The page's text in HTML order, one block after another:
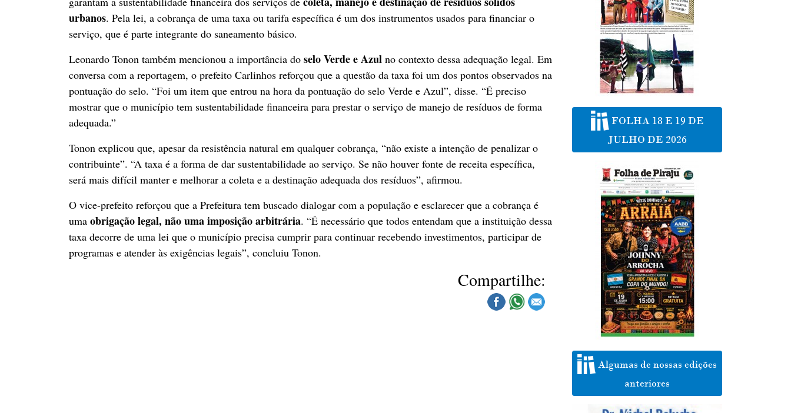
urbanos. Pela lei, a cobrança de uma taxa ou tarifa específica é um dos instrumentos usados para financiar o
serviço, que é parte integrante do saneamento básico.
Leonardo Tonon também mencionou a importância do selo Verde e Azul no contexto dessa adequação legal. Em
conversa com a reportagem, o prefeito Carlinhos reforçou que a questão da taxa foi um dos pontos observados na
pontuação do selo. “Foi um item que entrou na hora da pontuação do selo Verde e Azul”, disse. “É preciso
mostrar que o município tem sustentabilidade financeira para prestar o serviço de manejo de resíduos de forma
adequada.”
Tonon explicou que, apesar da resistência natural em qualquer cobrança, “não existe a intenção de penalizar o
contribuinte”. “A taxa é a forma de dar sustentabilidade ao serviço. Se não houver fonte de receita específica,
será mais difícil manter e melhorar a coleta e a destinação adequada dos resíduos”, afirmou.
O vice-prefeito reforçou que a Prefeitura tem buscado dialogar com a população e esclarecer que a cobrança é
uma obrigação legal, não uma imposição arbitrária. “É necessário que todos entendam que a instituição dessa
taxa decorre de uma lei que o município precisa cumprir para continuar recebendo investimentos, participar de
programas e atender às exigências legais”, concluiu Tonon.
Compartilhe:
FOLHA 18 E 19 DE
JULHO DE 2026
Algumas de nossas edições
anteriores